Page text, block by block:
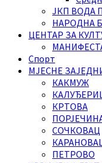
ЈКП ВОДА
НАРОДНА
ЦЕНТАР ЗА
Спорт
МЈЕСНЕ
КАКМУЖ
КРТОВА
СОЧКОВАЦ
ПЕТРОВО